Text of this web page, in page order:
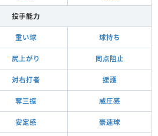
投手能力
重い球 球持ち
尻上がり 同点阻止
対右打者 援護
奪三振 威圧感
安定感 豪速球